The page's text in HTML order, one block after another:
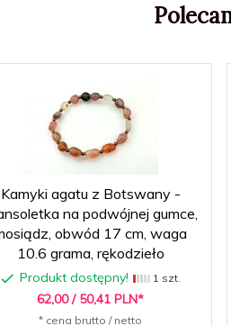
Kamyki agatu z Botswany -
na podwójnej gumce,
obwód 17 cm, waga
10.6 grama, rękodzieło
Produkt dostępny! 1 szt.
62,00 / 50,41 PLN*
* cena brutto / netto